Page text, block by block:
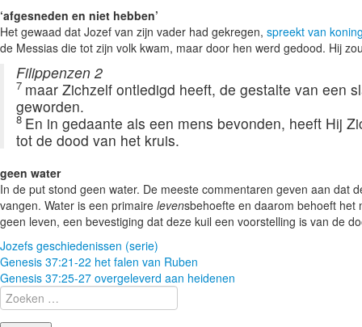
‘afgesneden en niet hebben’
Het gewaad dat Jozef van zijn vader had gekregen, spreekt van
de Messias die tot zijn volk kwam, maar door hen werd gedood. Hij
Filippenzen 2
7 maar Zichzelf ontledigd heeft, de gestalte van een
geworden.
8 En in gedaante als een mens bevonden, heeft Hij
tot de dood van het kruis.
geen water
In de put stond geen water. De meeste commentaren geven aan dat
vangen. Water is een primaire levensbehoefte en daarom behoeft het
geen leven, een bevestiging dat deze kuil een voorstelling is van de
Jozefs geschiedenissen (serie)
Berichtnavigatie
Genesis 37:21-22 het falen van Ruben
Genesis 37:25-27 overgeleverd aan heidenen
Zoeken
naar: